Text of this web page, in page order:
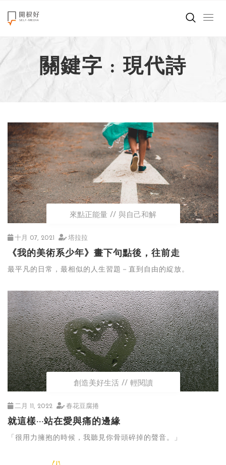
來點正能量
世界在想什麼
創造美好生活
職場商業經濟
影片專區
關於我們
關鍵字 : 現代詩
來點正能量 與自己和解
十月 07, 2021 塔拉拉
《我的美術系少年》畫下句點後，往前走
最平凡的日常，最相似的人生習題－直到自由的綻放。
創造美好生活 輕閱讀
二月 11, 2022 春花豆腐捲
就這樣···站在愛與痛的邊緣
「很用力擁抱的時候，我聽見你骨頭碎掉的聲音。」